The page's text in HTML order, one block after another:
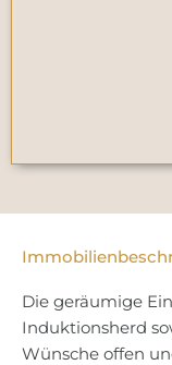
Die geräumige
Induktionsherd
Wünsche offen